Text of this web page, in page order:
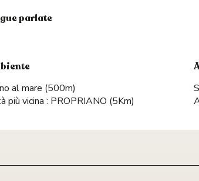
parlate
parlate
al mare (500m)
più vicina : PROPRIANO (5Km)